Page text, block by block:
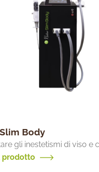
Body
gli inestetismi di viso e
prodotto